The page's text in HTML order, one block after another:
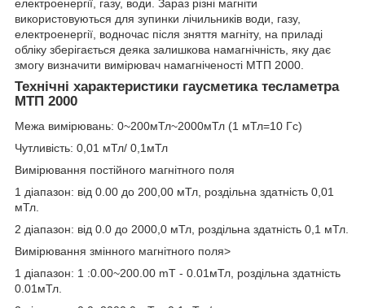
електроенергії, газу, води. Зараз різні магніти
використовуються для зупинки лічильників води, газу,
електроенергії, водночас після зняття магніту, на приладі
обліку зберігається деяка залишкова намагнічність, яку дає
змогу визначити вимірювач намагніченості МТП 2000.
Технічні характеристики гаусметика тесламетра
МТП 2000
Межа вимірювань: 0~200мТл~2000мТл (1 мТл=10 Гс)
Чутливість: 0,01 мТл/ 0,1мТл
Вимірювання постійного магнітного поля
1 діапазон: від 0.00 до 200,00 мТл, роздільна здатність 0,01
мТл.
2 діапазон: від 0.0 до 2000,0 мТл, роздільна здатність 0,1 мТл.
Вимірювання змінного магнітного поля>
1 діапазон: 1 :0.00~200.00 mT - 0.01мТл, роздільна здатність
0.01мТл.